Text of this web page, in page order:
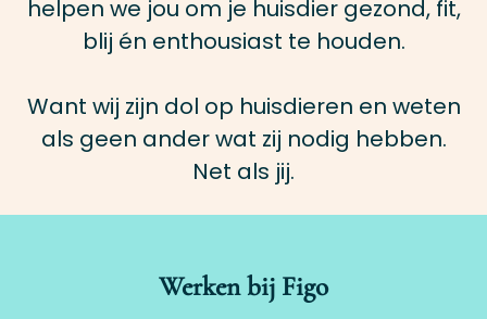
helpen we jou om je huisdier gezond, fit,
blij én enthousiast te houden.
Want wij zijn dol op huisdieren en weten
als geen ander wat zij nodig hebben.
Net als jij.
Werken bij Figo